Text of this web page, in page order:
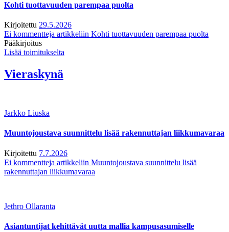
Kohti tuottavuuden parempaa puolta
Kirjoitettu 29.5.2026
Ei kommentteja artikkeliin Kohti tuottavuuden parempaa puolta
Pääkirjoitus
Lisää toimitukselta
Vieraskynä
Jarkko Liuska
Muuntojoustava suunnittelu lisää rakennuttajan liikkumavaraa
Kirjoitettu 7.7.2026
Ei kommentteja artikkeliin Muuntojoustava suunnittelu lisää
rakennuttajan liikkumavaraa
Jethro Ollaranta
Asiantuntijat kehittävät uutta mallia kampusasumiselle